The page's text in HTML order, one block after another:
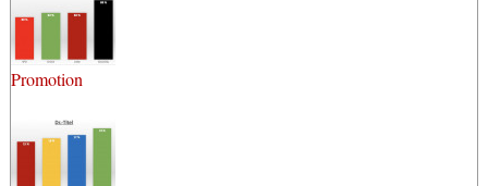
Promotion